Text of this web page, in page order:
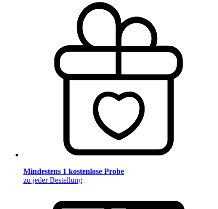
Mindestens 1 kostenlose Probe
zu jeder Bestellung